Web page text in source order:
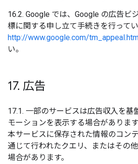
16.2. Google では、Google の広告ビ
標に関する申し立て手続きを行ってい
http://www.google.com/
い。
17. 広告
17.1. 一部のサービスは広告収入を基
モーションを表示する場合がありま
本サービスに保存された情報のコン
通じて行われたクエリ、またはその
場合があります。